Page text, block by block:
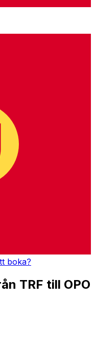
boka?
TRF till OPO